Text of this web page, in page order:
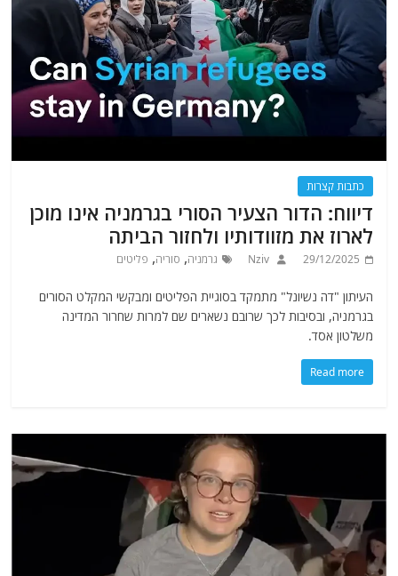
כתבות קצרות
דיווח: הדור הצעיר הסורי בגרמניה אינו מוכן
לארוז את מזוודותיו ולחזור הביתה
29/12/2025
Nziv גרמניה, סוריה, פליטים
העיתון "דה נשיונל" מתמקד בסוגיית הפליטים ומבקשי המקלט הסורים
בגרמניה, ובסיבות לכך שרובם נשארים שם למרות שחרור המדינה
משלטון אסד.
Read more